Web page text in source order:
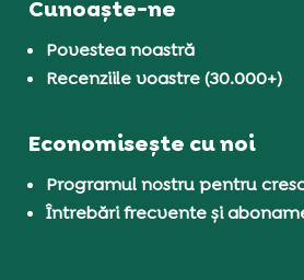
Cunoaște-ne
Povestea noastră
Recenziile voastre (30.000+)
Economisește cu noi
Programul nostru pentru
Întrebări frecvente și